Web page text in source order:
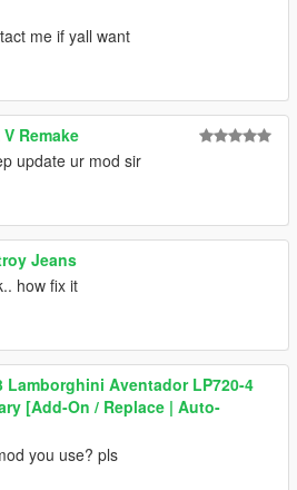
me if yall want
V Remake
update ur mod sir
Jeans
how fix it
Lamborghini Aventador LP720-4
[Add-On / Replace | Auto-
you use? pls